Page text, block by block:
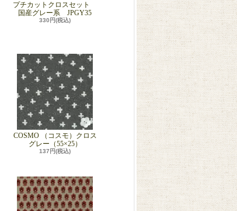
プチカットクロスセット
国産グレー系 JPGY35
330円(税込)
COSMO （コスモ）クロス
グレー（55×25）
137円(税込)